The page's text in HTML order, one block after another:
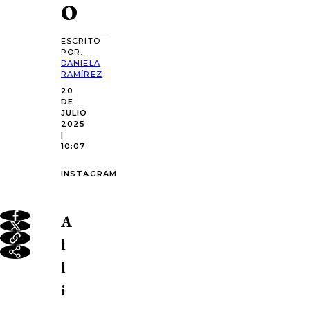
ESCRITO
POR:
DANIELA
RAMÍREZ
20
DE
JULIO
2025
|
10:07
INSTAGRAM
A
l
l
i